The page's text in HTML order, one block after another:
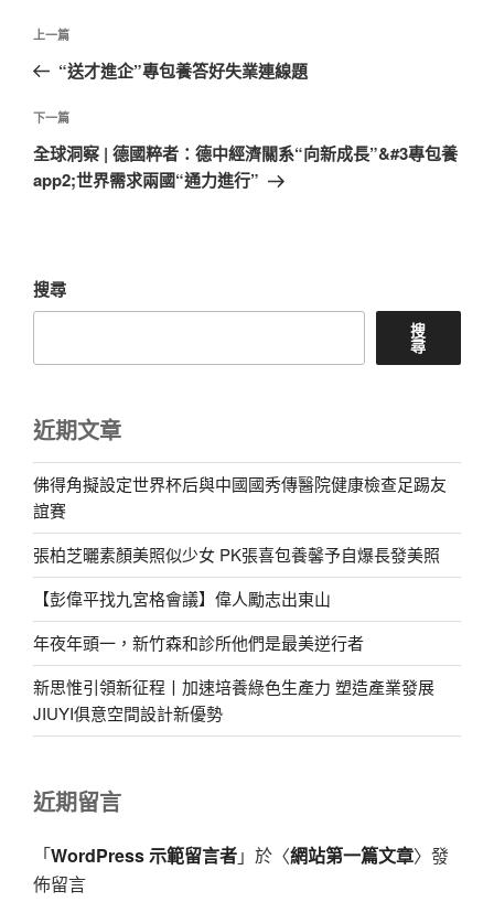
文
導
覽
上
一
文
章
上一篇
“送才進企”專包養答好失業連線題
下
一
篇
下一篇
全球洞察 | 德國粹者：德中經濟關系“向新成長”&#3專包養
app2;世界需求兩國“通力進行”
搜尋
搜
尋
近期文章
佛得角擬設定世界杯后與中國國秀傳醫院健康檢查足踢友
誼賽
張柏芝曬素顏美照似少女 PK張喜包養馨予自爆長發美照
【彭偉平找九宮格會議】偉人勵志出東山
年夜年頭一，新竹森和診所他們是最美逆行者
新思惟引領新征程丨加速培養綠色生產力 塑造產業發展
JIUYI俱意空間設計新優勢
近期留言
「WordPress 示範留言者」於〈網站第一篇文章〉發
佈留言